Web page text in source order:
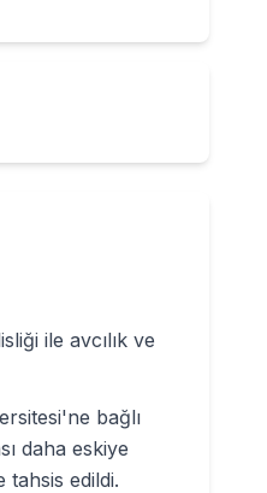
ile avcılık ve
bağlı
daha eskiye
tahsis edildi.